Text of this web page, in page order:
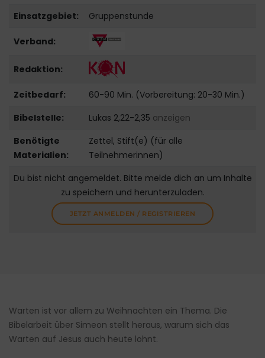
Einsatzgebiet:
Gruppenstunde
Verband:
Redaktion:
Zeitbedarf:
60-90 Min. (Vorbereitung: 20-30 Min.)
Bibelstelle:
Lukas 2,22-2,35 anzeigen
Benötigte
Materialien:
Zettel, Stift(e) (für alle
Teilnehmerinnen)
Du bist nicht angemeldet. Bitte melde dich an um Inhalte
zu speichern und herunterzuladen.
JETZT ANMELDEN / REGISTRIEREN
Warten ist vor allem zu Weihnachten ein Thema. Die
Bibelarbeit über Simeon stellt heraus, warum sich das
Warten auf Jesus auch heute lohnt.